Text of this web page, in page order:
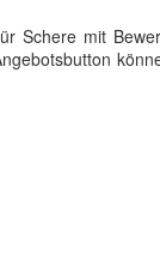
Schere mit